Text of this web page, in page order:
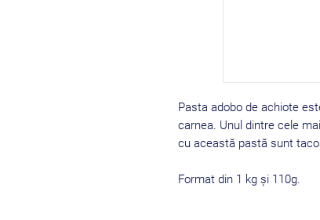
Pasta adobo de achiote
carnea. Unul dintre cele
cu această pastă sunt
Format din 1 kg și 110g.